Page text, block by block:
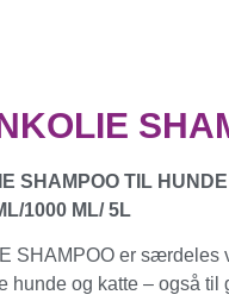
SHAMPOO TIL
1000 ML/ 5L
SHAMPOO er særdeles
hunde og katte – også til